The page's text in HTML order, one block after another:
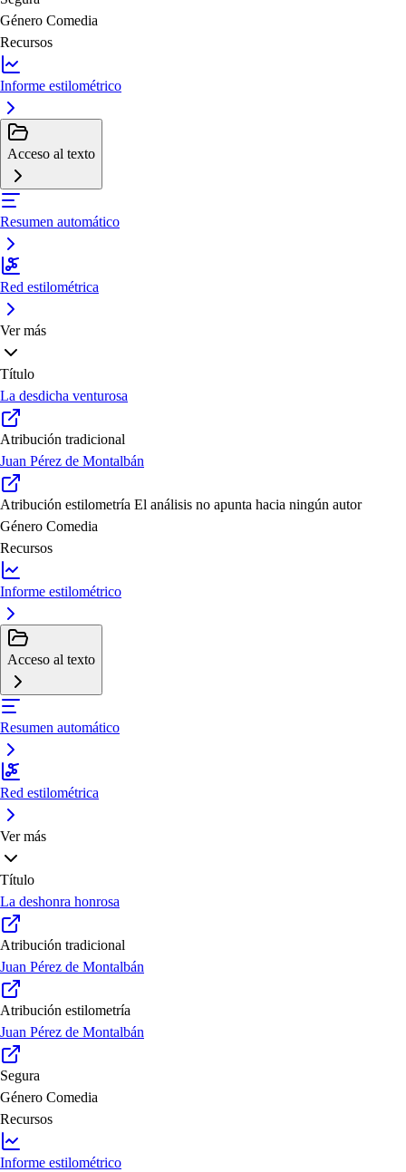
Género Comedia
Recursos
Informe estilométrico
Acceso al texto
Resumen automático
Red estilométrica
Ver más
Título
La desdicha venturosa
Atribución tradicional
Juan Pérez de Montalbán
Atribución estilometría El análisis no apunta hacia ningún autor
Género Comedia
Recursos
Informe estilométrico
Acceso al texto
Resumen automático
Red estilométrica
Ver más
Título
La deshonra honrosa
Atribución tradicional
Juan Pérez de Montalbán
Atribución estilometría
Juan Pérez de Montalbán
Segura
Género Comedia
Recursos
Informe estilométrico